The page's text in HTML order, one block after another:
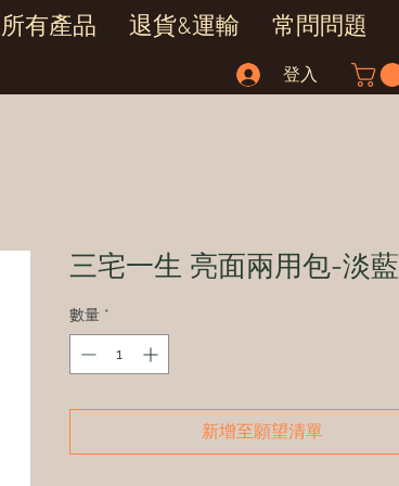
所有產品 退貨&運輸 常問問題
登入
三宅一生 亮面兩用包-淡藍
數量 *
新增至願望清單